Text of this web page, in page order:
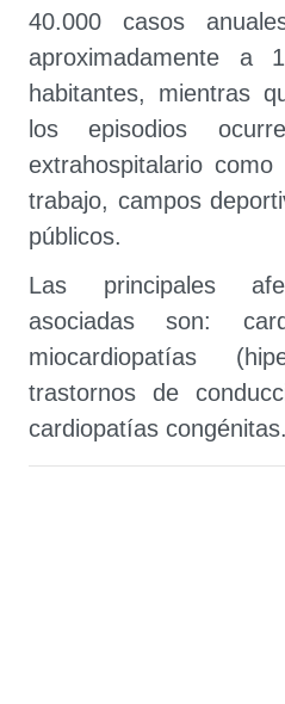
40.000 casos
aproximadamente a
habitantes, mientras
los episodios
extrahospitalario
trabajo, campos
públicos.
Las principales
asociadas son:
miocardiopatías
trastornos de
cardiopatías congénitas.